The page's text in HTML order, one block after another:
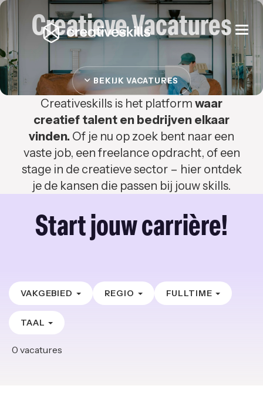
Creatieve Vacatures
BEKIJK VACATURES
Creativeskills is het platform waar
creatief talent en bedrijven elkaar
vinden. Of je nu op zoek bent naar een
vaste job, een freelance opdracht, of een
stage in de creatieve sector – hier ontdek
je de kansen die passen bij jouw skills.
Start jouw carrière!
VAKGEBIED REGIO FULLTIME
TAAL
0 vacatures